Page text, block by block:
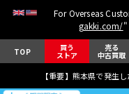
For Overseas
gakki.com/
TOP 買う
ストア
売る
中古買取
【重要】熊本県で発生